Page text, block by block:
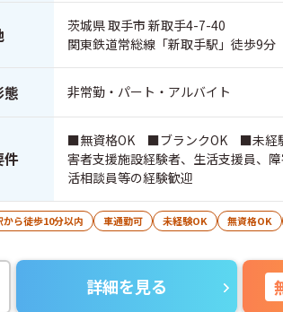
茨城県 取手市 新取手4-7-40
関東鉄道常総線「新取手駅」徒歩9分
態 非常勤・パート・アルバイト
件
■無資格OK ■ブランクOK ■未経
害者支援施設経験者、生活支援員、
活相談員等の経験歓迎
から徒歩10分以内 車通勤可 未経験OK 無資格OK
詳細を見る